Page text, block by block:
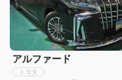
アルファード
トヨタ